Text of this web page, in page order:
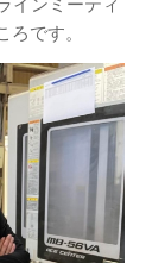
インミーティ
です。